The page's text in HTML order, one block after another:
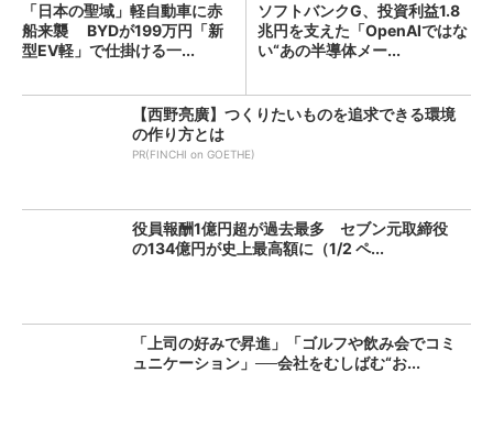
「日本の聖域」軽自動車に赤
船来襲 BYDが199万円「新
型EV軽」で仕掛ける一...
ソフトバンクG、投資利益1.8
兆円を支えた「OpenAIではな
い“あの半導体メー...
【西野亮廣】つくりたいものを追求できる環境
の作り方とは
PR(FINCHI on GOETHE)
役員報酬1億円超が過去最多 セブン元取締役
の134億円が史上最高額に（1/2 ペ...
「上司の好みで昇進」「ゴルフや飲み会でコミ
ュニケーション」──会社をむしばむ“お...